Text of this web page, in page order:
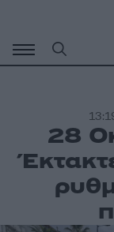
περιεχόμενο
28